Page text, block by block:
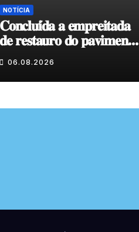
NOTÍCIA
𝐂𝐨𝐧𝐜𝐥𝐮𝐢́𝐝𝐚 𝐚 𝐞𝐦𝐩𝐫𝐞𝐢𝐭𝐚𝐝𝐚
𝐝𝐞 𝐫𝐞𝐬𝐭𝐚𝐮𝐫𝐨 𝐝𝐨 𝐩𝐚𝐯𝐢𝐦𝐞𝐧𝐭𝐨
𝐞𝐧𝐯𝐨𝐥𝐯𝐞𝐧𝐭𝐞 𝐚̀ 𝐂𝐚𝐩𝐞𝐥𝐚 𝐝𝐞
𝐂𝐨𝐯𝐚𝐬
06.08.2026